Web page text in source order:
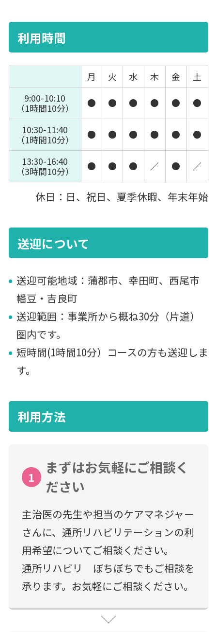
利用時間
月 火 水 木 金
土
9:00-10:10
（1時間10分）
● ● ● ● ● ●
10:30-11:40
（1時間10分）
● ● ● ● ● ●
13:30-16:40
（3時間10分）
● ● ● ／ ● ／
休日：日、祝日、夏季休暇、年末年始
送迎について
送迎可能地域：蒲郡市、幸田町、西尾市
幡豆・吉良町
送迎範囲：事業所から概ね30分（片道）
圏内です。
短時間(1時間10分）コースの方も送迎しま
す。
利用方法
1
まずはお気軽にご相談く
ださい
主治医の先生や担当のケアマネジャー
さんに、通所リハビリテーションの利
用希望についてご相談ください。
通所リハビリ ぼちぼちでもご相談を
承ります。お気軽にご相談ください。